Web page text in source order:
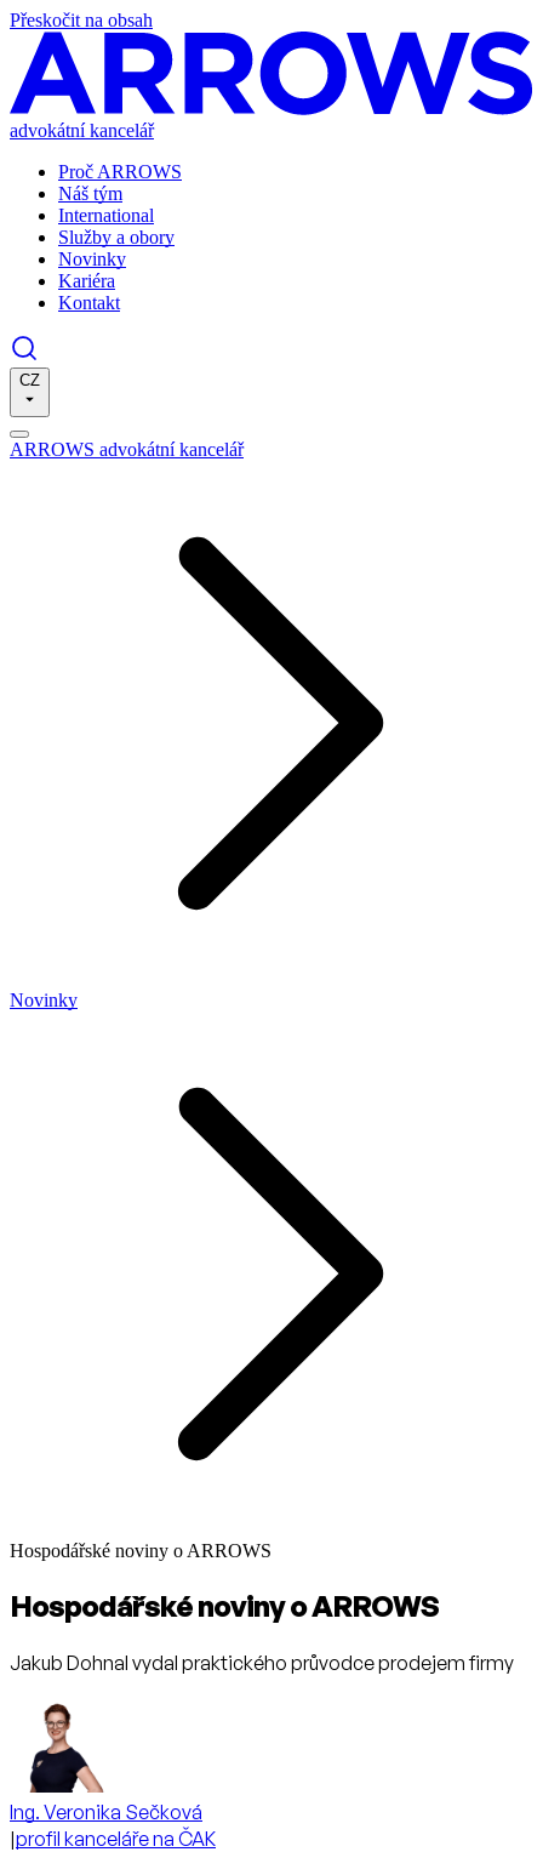
Přeskočit na obsah
advokátní kancelář
Proč ARROWS
Náš tým
International
Služby a obory
Novinky
Kariéra
Kontakt
CZ
ARROWS advokátní kancelář
Novinky
Hospodářské noviny o ARROWS
Hospodářské noviny o ARROWS
Jakub Dohnal vydal praktického průvodce prodejem firmy
Ing. Veronika Sečková
|profil kanceláře na ČAK